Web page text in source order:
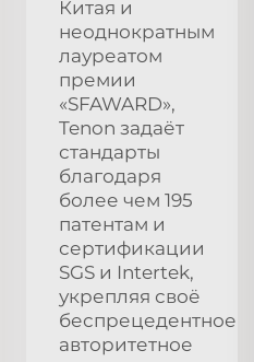
Китая и
неоднократным
лауреатом
премии
«SFAWARD»,
Tenon задаёт
стандарты
благодаря
более чем 195
патентам и
сертификации
SGS и Intertek,
укрепляя своё
беспрецедентное
авторитетное